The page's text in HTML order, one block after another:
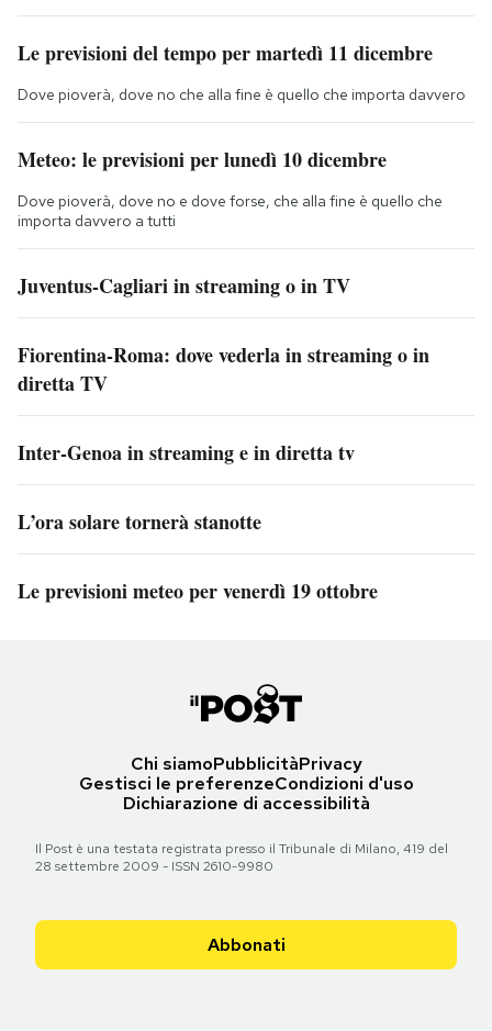
Le previsioni del tempo per martedì 11 dicembre
Dove pioverà, dove no che alla fine è quello che importa davvero
Meteo: le previsioni per lunedì 10 dicembre
Dove pioverà, dove no e dove forse, che alla fine è quello che
importa davvero a tutti
Juventus-Cagliari in streaming o in TV
Fiorentina-Roma: dove vederla in streaming o in
diretta TV
Inter-Genoa in streaming e in diretta tv
L’ora solare tornerà stanotte
Le previsioni meteo per venerdì 19 ottobre
Chi siamoPubblicitàPrivacy
Gestisci le preferenzeCondizioni d'uso
Dichiarazione di accessibilità
Il Post è una testata registrata presso il Tribunale di Milano, 419 del
28 settembre 2009 - ISSN 2610-9980
Abbonati